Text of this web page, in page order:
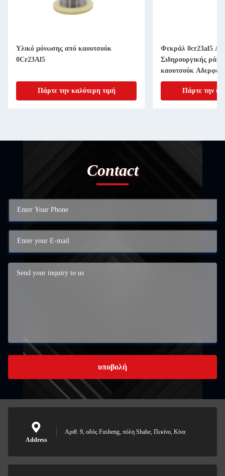
Υλικό μόνωσης από καουτσούκ
0Cr23Al5
Πάρτε την καλύτερη τιμή
Φεκράλ 0cr23al5
Σιδηρουργικής
καουτσούκ Αδερφό
Πάρτε την
Contact
υποβολή
Address
Αριθ. 9, οδός Fusheng, πόλη Shahe, Πεκίνο, Κίνα